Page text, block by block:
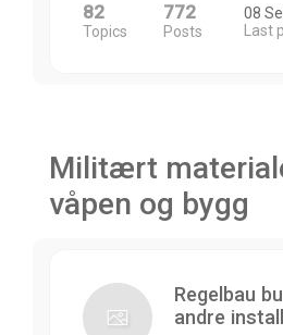
82
Topics
772
Posts
08
Last
Militært
våpen og bygg
Regelbau
andre